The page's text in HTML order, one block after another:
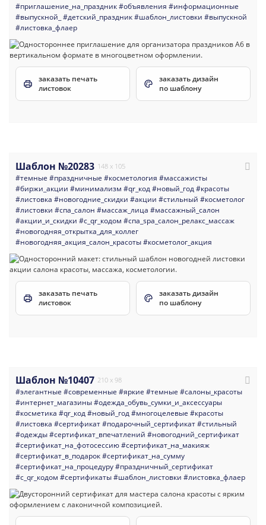
#приглашение_на_праздник#объявления #информационные
#выпускной_ #детский_праздник#шаблон_листовки #выпускной
#листовка_флаер
заказать печать
листовок
заказать дизайн
по шаблону
Шаблон №20283 148 x 105
#темные #праздничные #косметология #массажисты
#биржи_акции #минимализм #qr_код#новый_год#красоты
#листовка #новогодние_скидки #акции #стильный #косметолог
#листовки #спа_салон #массаж_лица #массажный_салон
#акции_и_скидки #с_qr_кодом #спа_spa_салон_релакс_массаж
#новогодняя_открытка_для_коллег
#новогодняя_акция_салон_красоты#косметолог_акция
заказать печать
листовок
заказать дизайн
по шаблону
Шаблон №10407 210 x 98
#элегантные #современные #яркие #темные #салоны_красоты
#интернет_магазины#одежда_обувь_сумки_и_аксессуары
#косметика #qr_код#новый_год#многоцелевые #красоты
#листовка #сертификат#подарочный_сертификат#стильный
#одежды#сертификат_впечатлений #новогодний_сертификат
#сертификат_на_фотосессию#сертификат_на_макияж
#сертификат_в_подарок#сертификат_на_сумму
#сертификат_на_процедуру#праздничный_сертификат
#с_qr_кодом #сертификаты#шаблон_листовки #листовка_флаер